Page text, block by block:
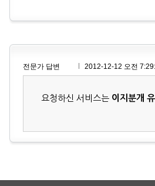
전문가 답변 2012-12-12 오전
요청하신 서비스는 이지분개